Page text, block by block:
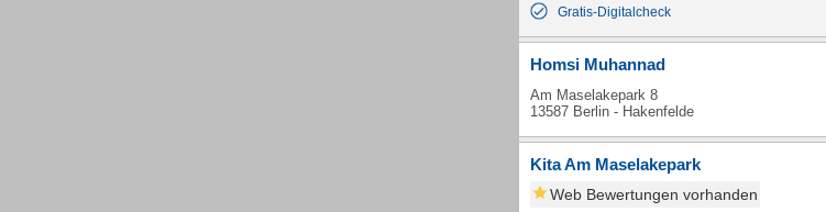
Gratis-Digitalcheck
Homsi Muhannad
Am Maselakepark 8
13587 Berlin - Hakenfelde
Kita Am Maselakepark
Web Bewertungen vorhanden